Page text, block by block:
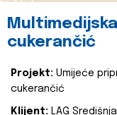
cukerančić
Projekt: Umijeće
cukerančić
Klijent: LAG